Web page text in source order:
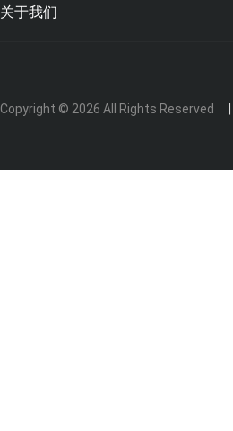
关于我们
Copyright © 2026 All Rights Reserved